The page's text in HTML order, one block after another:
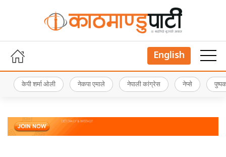
English
केपी शर्मा ओली नेकपा एमाले नेपाली कांग्रेस नेप्से